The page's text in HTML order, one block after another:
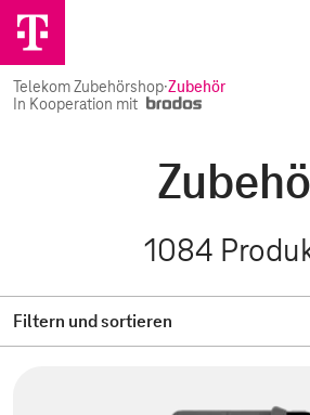
Telekom Zubehörshop·Zubehör
In Kooperation mit
1084
Filtern und sortieren